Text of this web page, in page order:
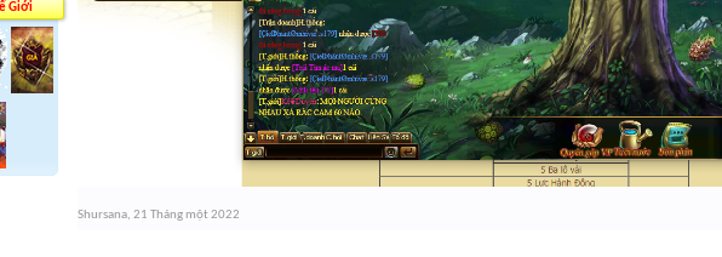
Giới
Shursana, 21 Tháng một 2022